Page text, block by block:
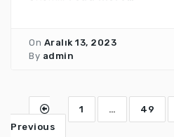
On Aralık 13, 2023
By admin
Previous
1 … 49